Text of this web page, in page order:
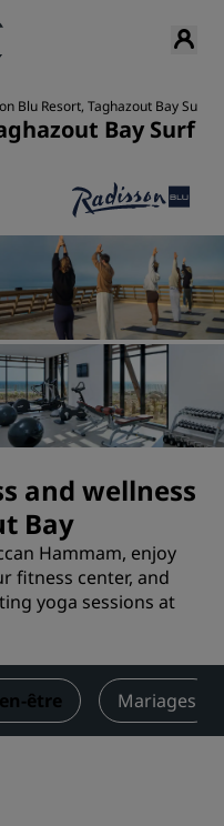
Blu Resort, Taghazout Bay Surf
Bay Surf
and wellness
Bay
Hammam, enjoy
fitness center, and
yoga sessions at
être Mariages